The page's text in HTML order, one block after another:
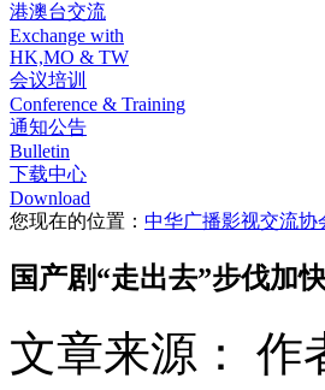
港澳台交流
Exchange with
HK,MO & TW
会议培训
Conference & Training
通知公告
Bulletin
下载中心
Download
您现在的位置： 中华广播影视交流协
国产剧“走出去”步伐加
文章来源： 作